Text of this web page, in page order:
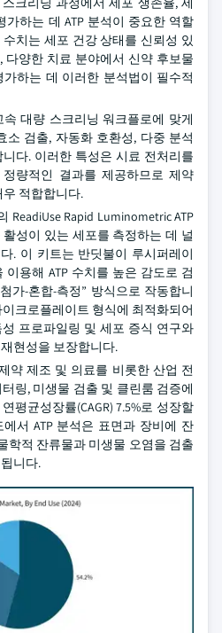
가하는 데 ATP 분석이 중요한 역할
수치는 세포 건강 상태를 신뢰성 있
다양한 치료 분야에서 신약 후보물
하는 데 이러한 분석법이 필수적
대량 스크리닝 워크플로에 맞게
소 검출, 자동화 호환성, 다중 분석
다. 이러한 특성은 시료 전처리를
량적인 결과를 제공하므로 제약
적합합니다.
ReadiUse Rapid Luminometric ATP
성이 있는 세포를 측정하는 데 널
. 이 키트는 반딧불이 루시퍼레이
용해 ATP 수치를 높은 감도로 검
가-혼합-측정” 방식으로 작동합니
이크로플레이트 형식에 최적화되어
프로파일링 및 세포 증식 연구와
현성을 보장합니다.
약 제조 및 의료를 비롯한 산업 전
링, 미생물 검출 및 클린룸 검증에
평균성장률(CAGR) 7.5%로 성장할
서 ATP 분석은 표면과 장비에 잔
학적 잔류물과 미생물 오염을 검출
니다.